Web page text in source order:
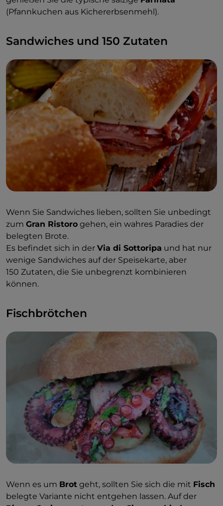
(Pfannkuchen aus Kichererbsenmehl).
Sandwiches und 150 Zutaten
Wenn Sie Sandwiches lieben, sollten Sie unbedingt
zum Gran Ristoro gehen, ein wahres Paradies der
belegten Brote.
Es befindet sich in der Via di Sottoripa und hat nur
wenige Sandwiches auf der Speisekarte, aber
150 Zutaten, die Sie unbegrenzt kombinieren
können.
Fischbrötchen
Wenn es um Brot geht, sollten Sie sich die mit Fisch
belegte Variante nicht entgehen lassen. Auf der